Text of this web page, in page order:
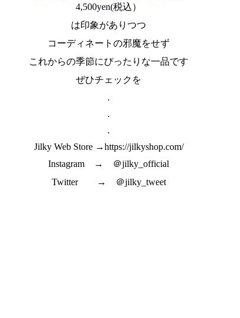
4,500yen(税込）
は印象がありつつ
コーディネートの邪魔をせず
これからの季節にぴったりな一品です
ぜひチェックを
.
.
.
Jilky Web Store →https://jilkyshop.com/
Instagram → ＠jilky_official
Twitter → ＠jilky_tweet